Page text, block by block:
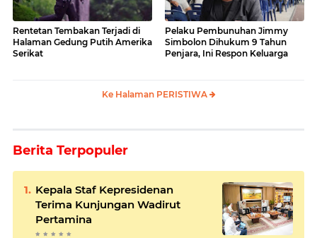
Rentetan Tembakan Terjadi di
Halaman Gedung Putih Amerika
Serikat
Pelaku Pembunuhan Jimmy
Simbolon Dihukum 9 Tahun
Penjara, Ini Respon Keluarga
Ke Halaman PERISTIWA
Berita Terpopuler
Kepala Staf Kepresidenan
Terima Kunjungan Wadirut
Pertamina